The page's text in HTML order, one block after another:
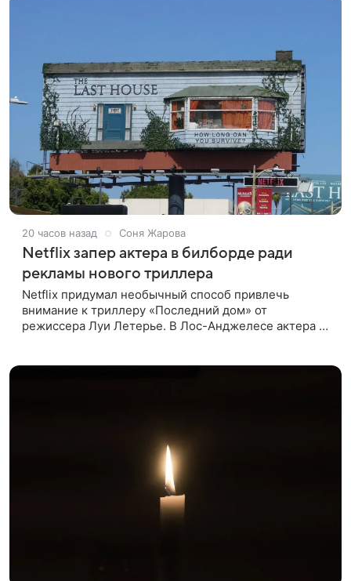
20 часов назад Соня Жарова
Netflix запер актера в билборде ради
рекламы нового триллера
Netflix придумал необычный способ привлечь
внимание к триллеру «Последний дом» от
режиссера Луи Летерье. В Лос-Анджелесе актера на